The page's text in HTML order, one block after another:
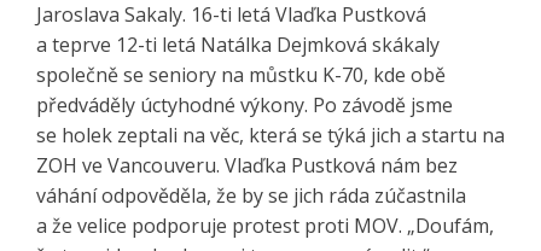
Jaroslava Sakaly. 16-ti letá Vlaďka Pustková
a teprve 12-ti letá Natálka Dejmková skákaly
společně se seniory na můstku K-70, kde obě
předváděly úctyhodné výkony. Po závodě jsme
se holek zeptali na věc, která se týká jich a startu na
ZOH ve Vancouveru. Vlaďka Pustková nám bez
váhání odpověděla, že by se jich ráda zúčastnila
a že velice podporuje protest proti MOV. „Doufám,